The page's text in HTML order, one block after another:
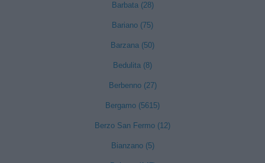
Barbata (28)
Bariano (75)
Barzana (50)
Bedulita (8)
Berbenno (27)
Bergamo (5615)
Berzo San Fermo (12)
Bianzano (5)